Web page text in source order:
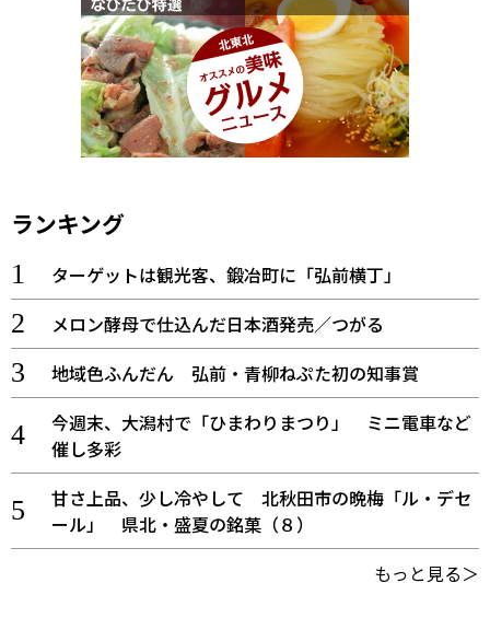
ランキング
ターゲットは観光客、鍛冶町に「弘前横丁」
メロン酵母で仕込んだ日本酒発売／つがる
地域色ふんだん 弘前・青柳ねぷた初の知事賞
今週末、大潟村で「ひまわりまつり」 ミニ電車など
催し多彩
甘さ上品、少し冷やして 北秋田市の晩梅「ル・デセ
ール」 県北・盛夏の銘菓（８）
もっと見る＞